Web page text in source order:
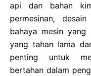
api dan bahan
permesinan,
bahaya mesin yang
yang tahan lama
penting untuk
bertahan dalam